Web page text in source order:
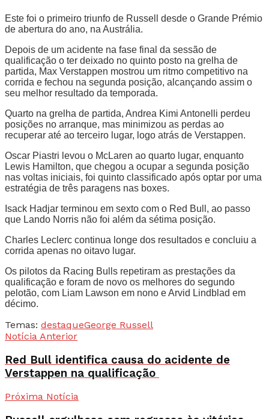
Este foi o primeiro triunfo de Russell desde o Grande Prémio
de abertura do ano, na Austrália.
Depois de um acidente na fase final da sessão de
qualificação o ter deixado no quinto posto na grelha de
partida, Max Verstappen mostrou um ritmo competitivo na
corrida e fechou na segunda posição, alcançando assim o
seu melhor resultado da temporada.
Quarto na grelha de partida, Andrea Kimi Antonelli perdeu
posições no arranque, mas minimizou as perdas ao
recuperar até ao terceiro lugar, logo atrás de Verstappen.
Oscar Piastri levou o McLaren ao quarto lugar, enquanto
Lewis Hamilton, que chegou a ocupar a segunda posição
nas voltas iniciais, foi quinto classificado após optar por uma
estratégia de três paragens nas boxes.
Isack Hadjar terminou em sexto com o Red Bull, ao passo
que Lando Norris não foi além da sétima posição.
Charles Leclerc continua longe dos resultados e concluiu a
corrida apenas no oitavo lugar.
Os pilotos da Racing Bulls repetiram as prestações da
qualificação e foram de novo os melhores do segundo
pelotão, com Liam Lawson em nono e Arvid Lindblad em
décimo.
Temas: destaqueGeorge Russell
Notícia Anterior
Red Bull identifica causa do acidente de
Verstappen na qualificação
Próxima Notícia